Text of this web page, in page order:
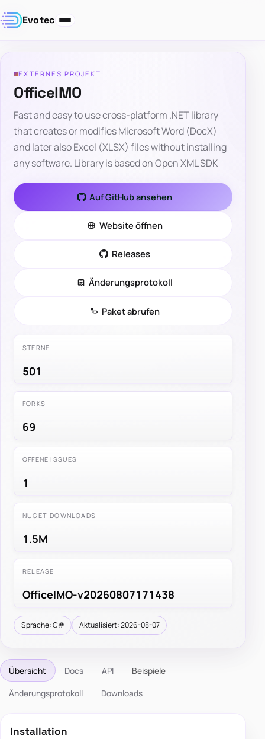
Evotec
EXTERNES PROJEKT
OfficeIMO
Fast and easy to use cross-platform .NET library
that creates or modifies Microsoft Word (DocX)
and later also Excel (XLSX) files without installing
any software. Library is based on Open XML SDK
Auf GitHub ansehen
Website öffnen
Releases
Änderungsprotokoll
Paket abrufen
STERNE
501
FORKS
69
OFFENE ISSUES
1
NUGET-DOWNLOADS
1.5M
RELEASE
OfficeIMO-v20260807171438
Sprache: C# Aktualisiert: 2026-08-07
Übersicht Docs API Beispiele
Änderungsprotokoll Downloads
Installation